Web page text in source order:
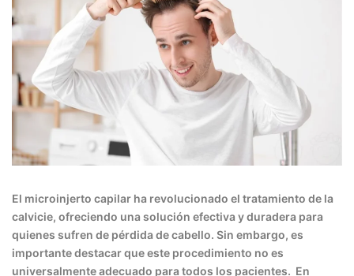
El microinjerto capilar ha revolucionado el tratamiento de la
calvicie, ofreciendo una solución efectiva y duradera para
quienes sufren de pérdida de cabello. Sin embargo, es
importante destacar que este procedimiento no es
universalmente adecuado para todos los pacientes. En